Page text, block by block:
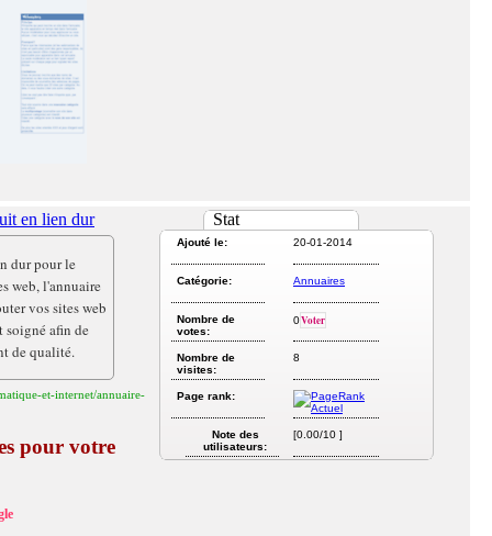
Stat
Ajouté le: 20-01-2014
Catégorie: Annuaires
Nombre de
votes:
0Voter
Nombre de
visites:
8
Page rank:
Note des
utilisateurs:
[0.00/10 ]
en lien dur
dur pour le
web, l'annuaire
vos sites web
soigné afin de
de qualité.
et-internet/annuaire-
pour votre